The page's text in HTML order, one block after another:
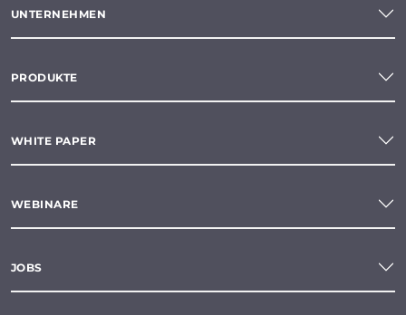
UNTERNEHMEN
PRODUKTE
WHITE PAPER
WEBINARE
JOBS